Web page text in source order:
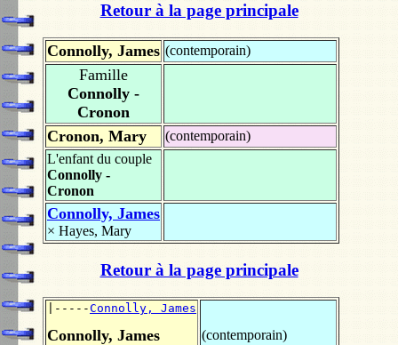
Retour à la page principale
Connolly, James (contemporain)
Famille
Connolly -
Cronon
Cronon, Mary
(contemporain)
L'enfant du couple
Connolly -
Cronon
Connolly, James
× Hayes, Mary
Retour à la page principale
|-----Connolly, James
Connolly, James (contemporain)